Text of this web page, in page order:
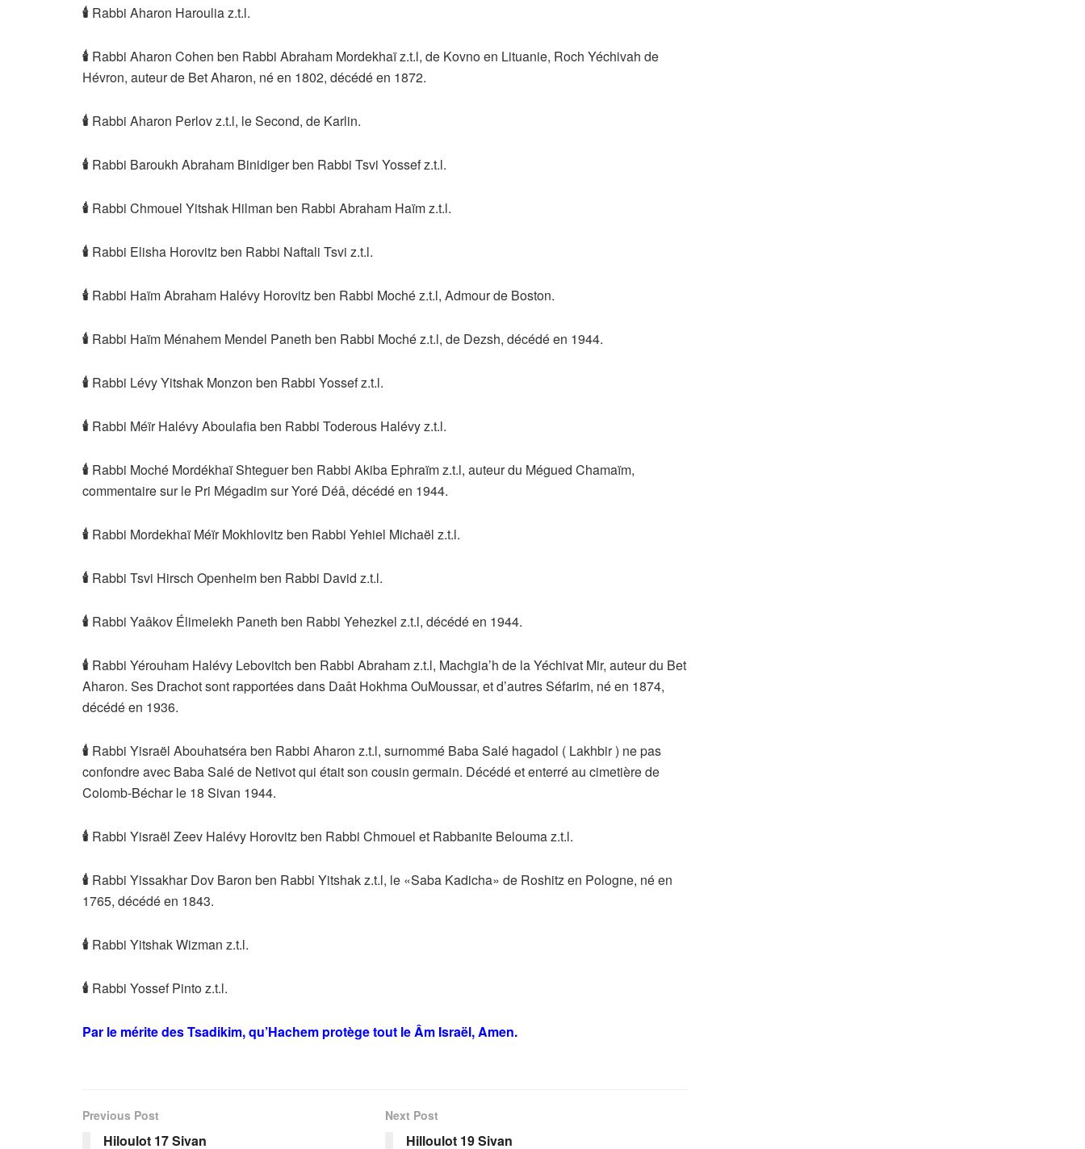
🕯 Rabbi Aharon Haroulia z.t.l.
🕯 Rabbi Aharon Cohen ben Rabbi Abraham Mordekhaï z.t.l, de Kovno en Lituanie, Roch Yéchivah de
Hévron, auteur de Bet Aharon, né en 1802, décédé en 1872.
🕯 Rabbi Aharon Perlov z.t.l, le Second, de Karlin.
🕯 Rabbi Baroukh Abraham Binidiger ben Rabbi Tsvi Yossef z.t.l.
🕯 Rabbi Chmouel Yitshak Hilman ben Rabbi Abraham Haïm z.t.l.
🕯 Rabbi Elisha Horovitz ben Rabbi Naftali Tsvi z.t.l.
🕯 Rabbi Haïm Abraham Halévy Horovitz ben Rabbi Moché z.t.l, Admour de Boston.
🕯 Rabbi Haïm Ménahem Mendel Paneth ben Rabbi Moché z.t.l, de Dezsh, décédé en 1944.
🕯 Rabbi Lévy Yitshak Monzon ben Rabbi Yossef z.t.l.
🕯 Rabbi Méïr Halévy Aboulafia ben Rabbi Toderous Halévy z.t.l.
🕯 Rabbi Moché Mordékhaï Shteguer ben Rabbi Akiba Ephraïm z.t.l, auteur du Mégued Chamaïm,
commentaire sur le Pri Mégadim sur Yoré Déâ, décédé en 1944.
🕯 Rabbi Mordekhaï Méïr Mokhlovitz ben Rabbi Yehiel Michaël z.t.l.
🕯 Rabbi Tsvi Hirsch Openheim ben Rabbi David z.t.l.
🕯 Rabbi Yaâkov Élimelekh Paneth ben Rabbi Yehezkel z.t.l, décédé en 1944.
🕯 Rabbi Yérouham Halévy Lebovitch ben Rabbi Abraham z.t.l, Machgia’h de la Yéchivat Mir, auteur du Bet
Aharon. Ses Drachot sont rapportées dans Daât Hokhma OuMoussar, et d’autres Séfarim, né en 1874,
décédé en 1936.
🕯 Rabbi Yisraël Abouhatséra ben Rabbi Aharon z.t.l, surnommé Baba Salé hagadol ( Lakhbir ) ne pas
confondre avec Baba Salé de Netivot qui était son cousin germain. Décédé et enterré au cimetière de
Colomb-Béchar le 18 Sivan 1944.
🕯 Rabbi Yisraël Zeev Halévy Horovitz ben Rabbi Chmouel et Rabbanite Belouma z.t.l.
🕯 Rabbi Yissakhar Dov Baron ben Rabbi Yitshak z.t.l, le «Saba Kadicha» de Roshitz en Pologne, né en
1765, décédé en 1843.
🕯 Rabbi Yitshak Wizman z.t.l.
🕯 Rabbi Yossef Pinto z.t.l.
Par le mérite des Tsadikim, qu’Hachem protège tout le Âm Israël, Amen.
Previous Post
Hiloulot 17 Sivan
Next Post
Hilloulot 19 Sivan